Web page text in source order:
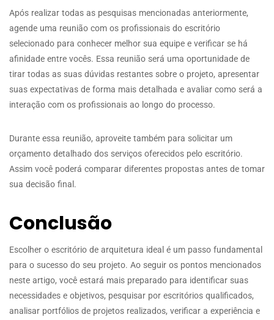
Após realizar todas as pesquisas mencionadas anteriormente,
agende uma reunião com os profissionais do escritório
selecionado para conhecer melhor sua equipe e verificar se há
afinidade entre vocês. Essa reunião será uma oportunidade de
tirar todas as suas dúvidas restantes sobre o projeto, apresentar
suas expectativas de forma mais detalhada e avaliar como será a
interação com os profissionais ao longo do processo.
Durante essa reunião, aproveite também para solicitar um
orçamento detalhado dos serviços oferecidos pelo escritório.
Assim você poderá comparar diferentes propostas antes de tomar
sua decisão final.
Conclusão
Escolher o escritório de arquitetura ideal é um passo fundamental
para o sucesso do seu projeto. Ao seguir os pontos mencionados
neste artigo, você estará mais preparado para identificar suas
necessidades e objetivos, pesquisar por escritórios qualificados,
analisar portfólios de projetos realizados, verificar a experiência e